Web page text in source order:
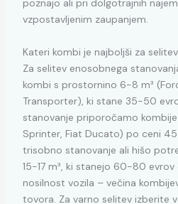
poznajo ali pri dolgotrajnih
vzpostavljenim zaupanjem.
Kateri kombi je najboljši za
Za selitev enosobnega
kombi s prostornino 6-8 m³
Transporter), ki stane 35-50
stanovanje priporočamo kombije
Sprinter, Fiat Ducato) po ceni
trisobno stanovanje ali hišo
15-17 m³, ki stanejo 60-80
nosilnost vozila – večina
tovora. Za varno selitev izberite